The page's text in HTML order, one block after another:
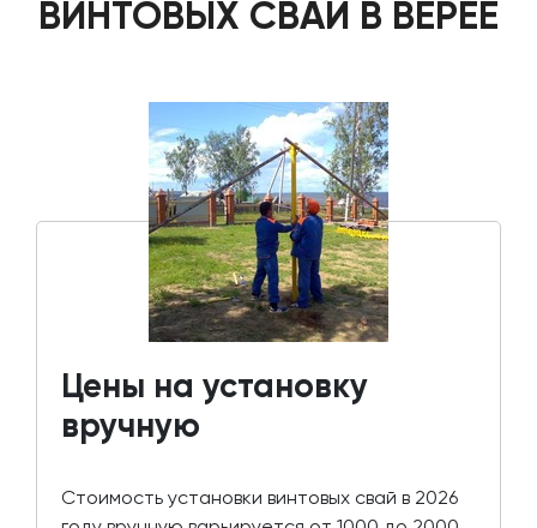
ВИНТОВЫХ СВАЙ В ВЕРЕЕ
Цены на установку
вручную
Стоимость установки винтовых свай в 2026